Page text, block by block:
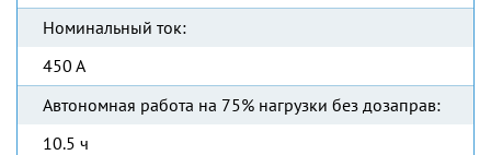
Номинальный ток:
450 А
Автономная работа на 75% нагрузки без дозаправ:
10.5 ч